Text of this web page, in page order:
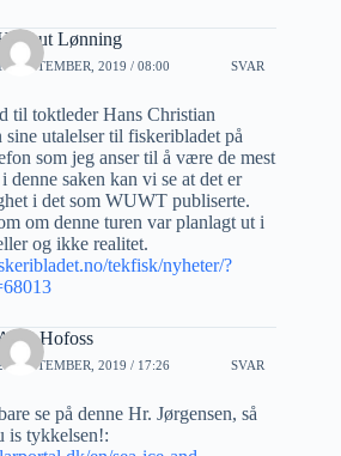
Lønning
SEPTEMBER, 2019 / 08:00 SVAR
til toktleder Hans Christian
sine utalelser til fiskeribladet på
som jeg anser til å være de mest
denne saken kan vi se at det er
i det som WUWT publiserte.
om denne turen var planlagt ut i
og ikke realitet.
tekfisk/nyheter/?
Hofoss
SEPTEMBER, 2019 / 17:26 SVAR
se på denne Hr. Jørgensen, så
is tykkelsen!: